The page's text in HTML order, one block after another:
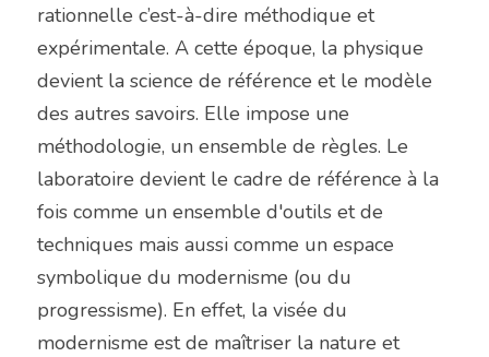
rationnelle c’est-à-dire méthodique et
expérimentale. A cette époque, la physique
devient la science de référence et le modèle
des autres savoirs. Elle impose une
méthodologie, un ensemble de règles. Le
laboratoire devient le cadre de référence à la
fois comme un ensemble d'outils et de
techniques mais aussi comme un espace
symbolique du modernisme (ou du
progressisme). En effet, la visée du
modernisme est de maîtriser la nature et